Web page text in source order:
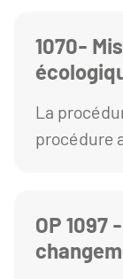
1070-
La
procédure
OP 1097